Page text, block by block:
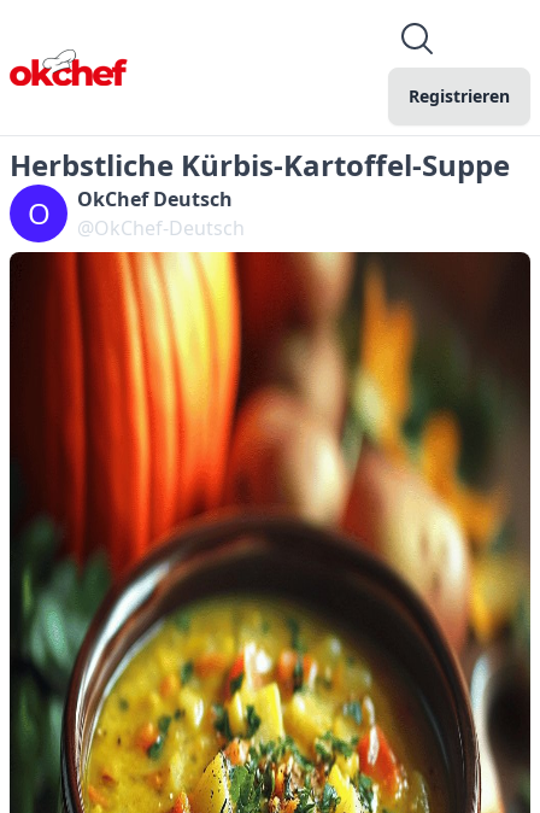
Registrieren
Herbstliche Kürbis-Kartoffel-Suppe
O
OkChef Deutsch
@OkChef-Deutsch